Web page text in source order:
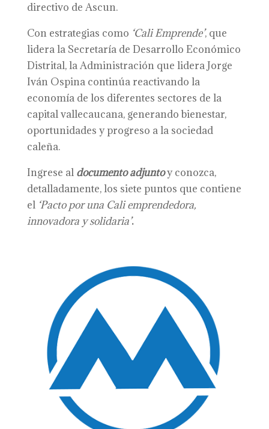
directivo de Ascun.
Con estrategias como ‘Cali Emprende’, que
lidera la Secretaría de Desarrollo Económico
Distrital, la Administración que lidera Jorge
Iván Ospina continúa reactivando la
economía de los diferentes sectores de la
capital vallecaucana, generando bienestar,
oportunidades y progreso a la sociedad
caleña.
Ingrese al documento adjuntoy conozca,
detalladamente, los siete puntos que contiene
el ‘Pacto por una Caliemprendedora,
innovadora y solidaria’.